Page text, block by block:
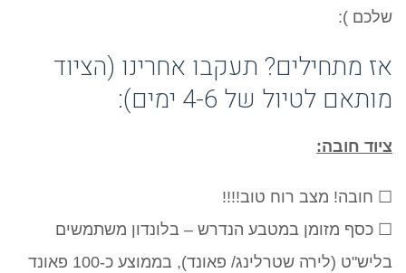
שלכם ):
אז מתחילים? תעקבו אחרינו (הציוד
מותאם לטיול של 4-6 ימים):
ציוד חובה:
☐ חובה! מצב רוח טוב!!!!
☐ כסף מזומן במטבע הנדרש – בלונדון משתמשים
בליש"ט (לירה שטרלינג/ פאונד), בממוצע כ-100 פאונד